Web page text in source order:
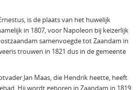
is de plaats van het huwelijk
in 1807, voor Napoleon bij keizerlijk
samenvoegde tot Zaandam in
trouwen in 1821 dus in de gemeente
Jan Maas, die Hendrik heette, heeft